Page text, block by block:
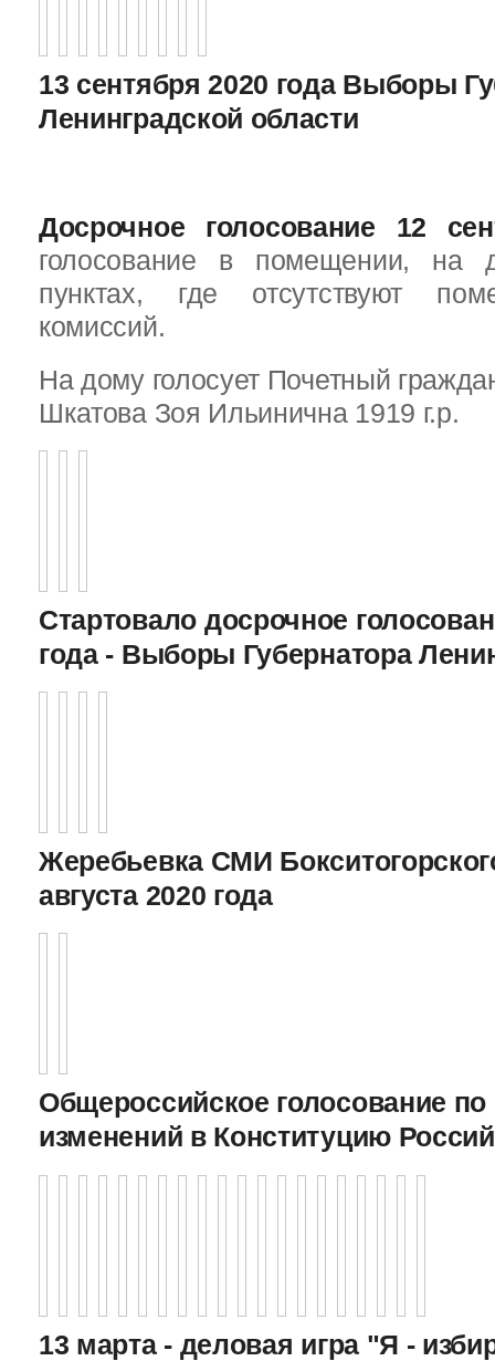
13 сентября 2020 года Выборы
Ленинградской области
Досрочное голосование 12
голосование в помещении, на
пунктах, где отсутствуют
комиссий.
На дому голосует Почетный
Шкатова Зоя Ильинична 1919 г.р.
Стартовало досрочное
года - Выборы Губернатора
Жеребьевка СМИ
августа 2020 года
Общероссийское голосование
изменений в Конституцию
13 марта - деловая игра "Я -